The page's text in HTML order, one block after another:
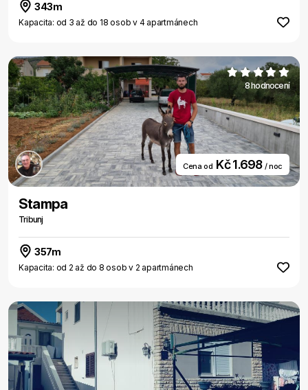
343m
Kapacita: od 3 až do 18 osob v 4 apartmánech
8 hodnocení
Cena od Kč 1.698 / noc
Stampa
Tribunj
357m
Kapacita: od 2 až do 8 osob v 2 apartmánech